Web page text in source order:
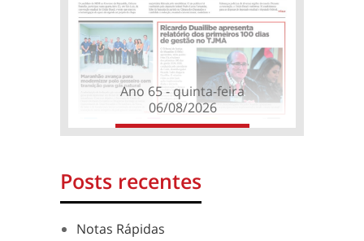
Ano 65 - quinta-feira
06/08/2026
Posts recentes
Notas Rápidas